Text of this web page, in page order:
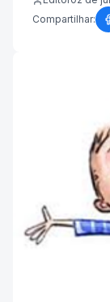
Compartilhar: